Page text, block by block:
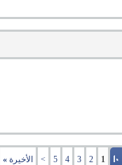
1
2
3
4
5
> الأخيرة»